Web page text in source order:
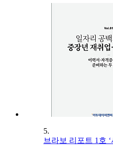
5.
브라보 리포트 1호